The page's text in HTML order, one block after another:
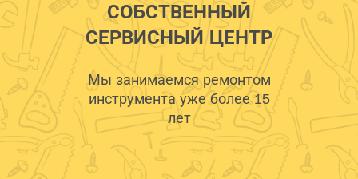
СОБСТВЕННЫЙ
СЕРВИСНЫЙ ЦЕНТР
Мы занимаемся ремонтом
инструмента уже более 15
лет